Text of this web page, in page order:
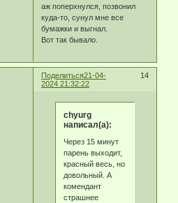
аж поперхнулся, позвонил
куда-то, сунул мне все
бумажки и выгнал.
Вот так бывало.
Поделиться 14
21-04-
2024 21:32:22
chyurg
написал(а):
Через 15 минут
парень выходит,
красный весь, но
довольный. А
комендант
страшнее